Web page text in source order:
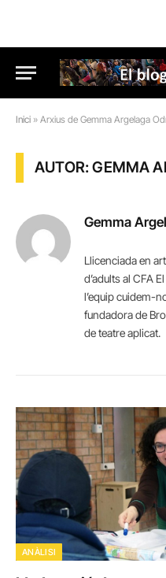
Inici » Arxius de Gemma Argelaga
AUTOR: GEMMA
Gemma
Llicenciada en
d’adults al CFA
l’equip cuidem-
fundadora de
de teatre aplicat.
ANÀLISI